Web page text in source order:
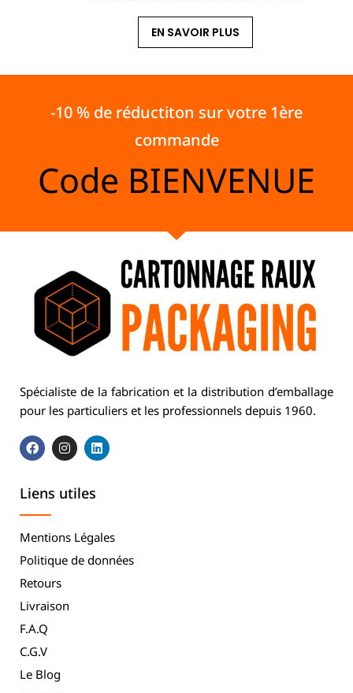
EN SAVOIR PLUS
-10 % de réductiton sur votre 1ère
commande
Code BIENVENUE
Spécialiste de la fabrication et la distribution d’emballage
pour les particuliers et les professionnels depuis 1960.
Liens utiles
Mentions Légales
Politique de données
Retours
Livraison
F.A.Q
C.G.V
Le Blog